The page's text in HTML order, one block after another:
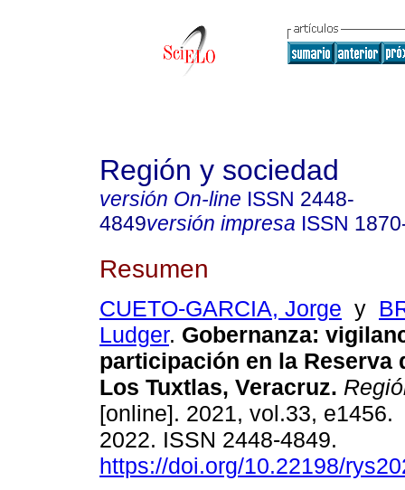
Región y sociedad
versión On-line ISSN 2448-
4849versión impresa ISSN
Resumen
CUETO-GARCIA, Jorge y
Ludger. Gobernanza:
participación en la Reserva
Los Tuxtlas, Veracruz.
[online]. 2021, vol.33, e1456.
2022. ISSN 2448-4849.
https://doi.org/10.22198/